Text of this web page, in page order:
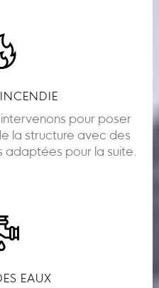
pour poser
la structure avec des
adaptées pour la suite.
EAUX